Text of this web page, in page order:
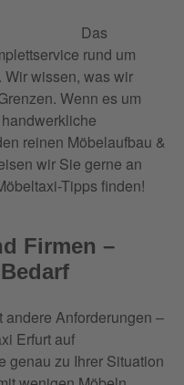
Das
rund um
Wir wissen, was wir
Wenn es um
reinen Möbelaufbau &
wir Sie gerne an
Tipps finden!
Firmen –
andere Anforderungen –
Erfurt auf
genau zu Ihrer Situation